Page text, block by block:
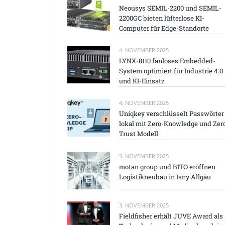
Neousys SEMIL-2200 und SEMIL-
2200GC bieten lüfterlose KI-
Computer für Edge-Standorte
4. NOVEMBER 2025
LYNX-8110 fanloses Embedded-
System optimiert für Industrie 4.0
und KI-Einsatz
4. NOVEMBER 2025
Uniqkey verschlüsselt Passwörter
lokal mit Zero-Knowledge und
Trust Modell
3. NOVEMBER 2025
motan group und BITO eröffnen
Logistikneubau in Isny Allgäu
3. NOVEMBER 2025
Fieldfisher erhält JUVE Award als